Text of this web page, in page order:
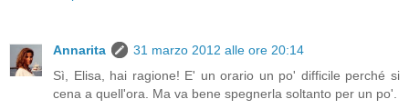
Annarita
31 marzo 2012 alle ore 20:14
Sì, Elisa, hai ragione! E' un orario un po' difficile perché si
cena a quell'ora. Ma va bene spegnerla soltanto per un po'.